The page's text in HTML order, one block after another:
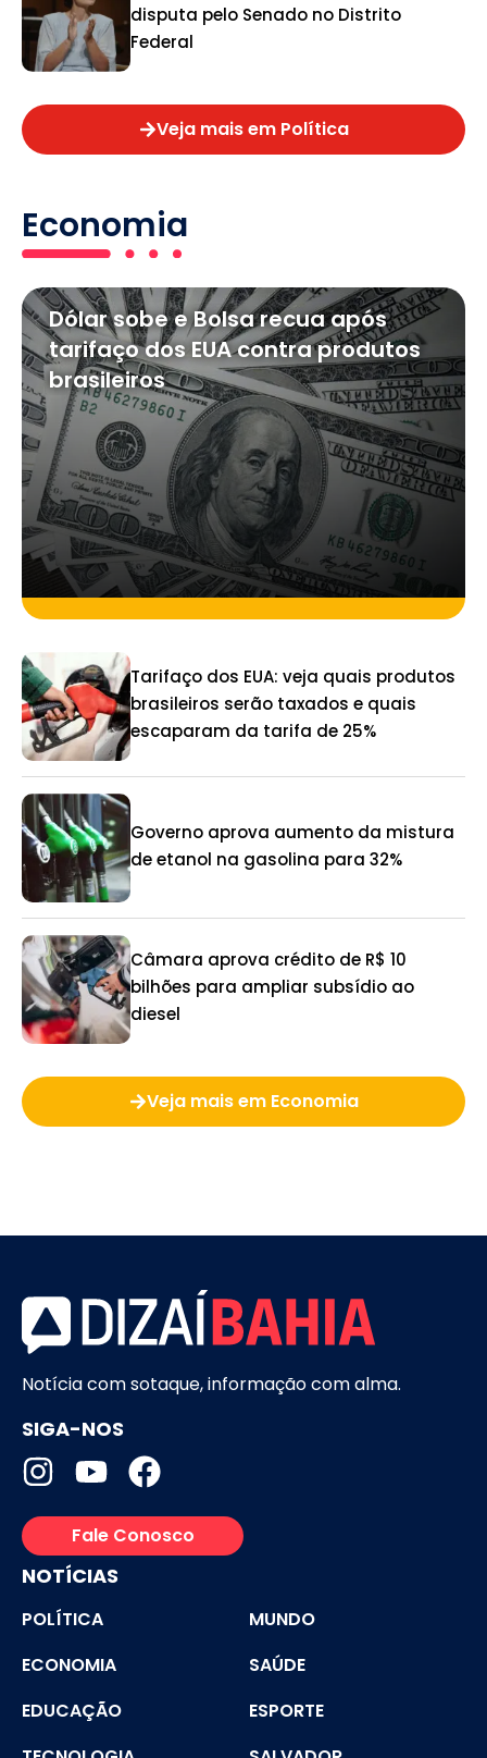
disputa pelo Senado no Distrito
Federal
Veja mais em Política
Economia
Dólar sobe e Bolsa recua após
tarifaço dos EUA contra produtos
brasileiros
Tarifaço dos EUA: veja quais produtos
brasileiros serão taxados e quais
escaparam da tarifa de 25%
Governo aprova aumento da mistura
de etanol na gasolina para 32%
Câmara aprova crédito de R$ 10
bilhões para ampliar subsídio ao
diesel
Veja mais em Economia
Notícia com sotaque, informação com alma.
SIGA-NOS
Fale Conosco
NOTÍCIAS
POLÍTICA
MUNDO
ECONOMIA
SAÚDE
EDUCAÇÃO
ESPORTE